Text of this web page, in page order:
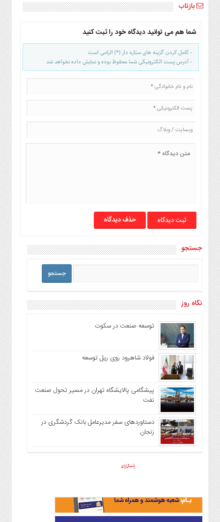
بازتاب
شما هم می توانید دیدگاه خود را ثبت کنید
- کامل کردن گزینه های ستاره دار (*) الزامی است
- آدرس پست الکترونیکی شما محفوظ بوده و نمایش داده نخواهد شد
حذف دیدگاه
جستجو
نگاه روز
توسعه صنعت در سکوت
فولاد شاهرود روی ریل توسعه
پیشگامی پالایشگاه تهران در مسیر تحول صنعت
نفت
دستاوردهای سفر مدیرعامل بانک گردشگری در
زنجان